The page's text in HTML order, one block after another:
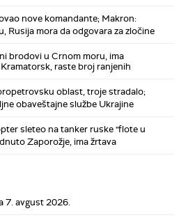
nove komandante; Makron:
Rusija mora da odgovara za zločine
brodovi u Crnom moru, ima
raste broj ranjenih
oblast, troje stradalo;
obaveštajne službe Ukrajine
sleteo na tanker ruske "flote u
Zaporožje, ima žrtava
7. avgust 2026.